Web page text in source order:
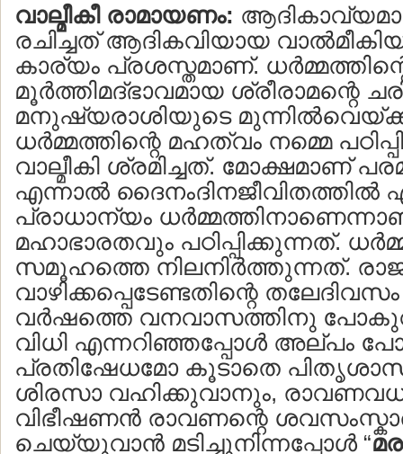
വാല്മീകീ രാമായണം:
രചിച്ചത് ആദികവിയായ
കാര്യം പ്രശസ്തമാണ്.
മൂര്‍ത്തിമദ്ഭാവമായ ശ്രീരാമന്റെ
മനുഷ്യരാശിയുടെ
ധര്‍മ്മത്തിന്റെ മഹത്വം നമ്മെ
വാല്മീകി ശ്രമിച്ചത്. മോക്ഷമാണ്
എന്നാല്‍ ദൈനംദിനജീവിതത്തില്‍
പ്രാധാന്യം
മഹാഭാരതവും പഠിപ്പിക്കുന്നത്.
സമൂഹത്തെ നിലനിര്‍ത്തുന്നത്.
വാഴിക്കപ്പെടേണ്ടതിന്റെ
വര്‍ഷത്തെ വനവാസത്തിനു
വിധി എന്നറിഞ്ഞപ്പോള്‍ അല്പം
പ്രതിഷേധമോ കൂടാതെ
ശിരസാ വഹിക്കുവാനും,
വിഭീഷണന്‍ രാവണന്റെ
ചെയ്യുവാന്‍ മടിച്ചുനിന്നപ്പോള്‍ “